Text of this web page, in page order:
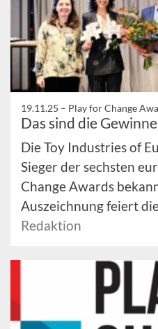
19.11.25 – Play for Change
Das sind die
Die Toy Industries of
Sieger der sechsten
Change Awards
Auszeichnung feiert
Redaktion